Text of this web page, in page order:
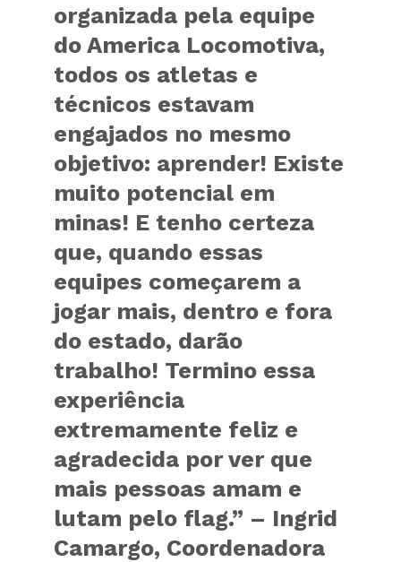
organizada pela equipe
do America Locomotiva,
todos os atletas e
técnicos estavam
engajados no mesmo
objetivo: aprender! Existe
muito potencial em
minas! E tenho certeza
que, quando essas
equipes começarem a
jogar mais, dentro e fora
do estado, darão
trabalho! Termino essa
experiência
extremamente feliz e
agradecida por ver que
mais pessoas amam e
lutam pelo flag.” – Ingrid
Camargo, Coordenadora